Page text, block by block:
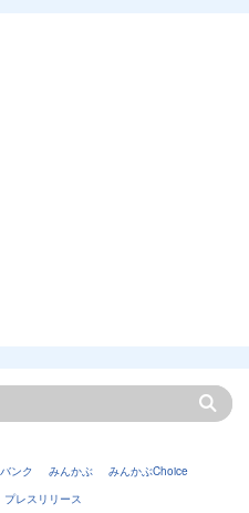
バンク みんかぶ
みんかぶChoice
プレスリリース